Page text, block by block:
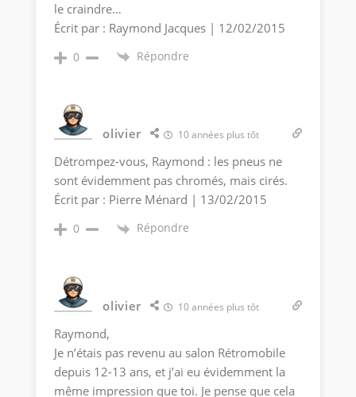
le craindre…
Écrit par : Raymond Jacques | 12/02/2015
0 Répondre
olivier 10 années plus tôt
Détrompez-vous, Raymond : les pneus ne
sont évidemment pas chromés, mais cirés.
Écrit par : Pierre Ménard | 13/02/2015
0 Répondre
olivier 10 années plus tôt
Raymond,
Je n’étais pas revenu au salon Rétromobile
depuis 12-13 ans, et j’ai eu évidemment la
même impression que toi. Je pense que cela